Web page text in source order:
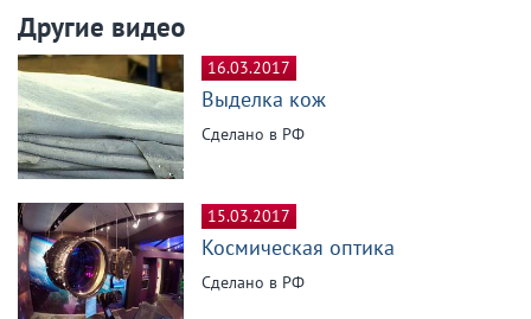
Другие видео
16.03.2017
Выделка кож
Сделано в РФ
15.03.2017
Космическая оптика
Сделано в РФ